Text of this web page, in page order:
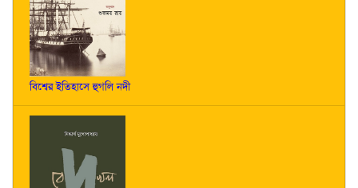
বিশ্বের ইতিহাসে হুগলি নদী